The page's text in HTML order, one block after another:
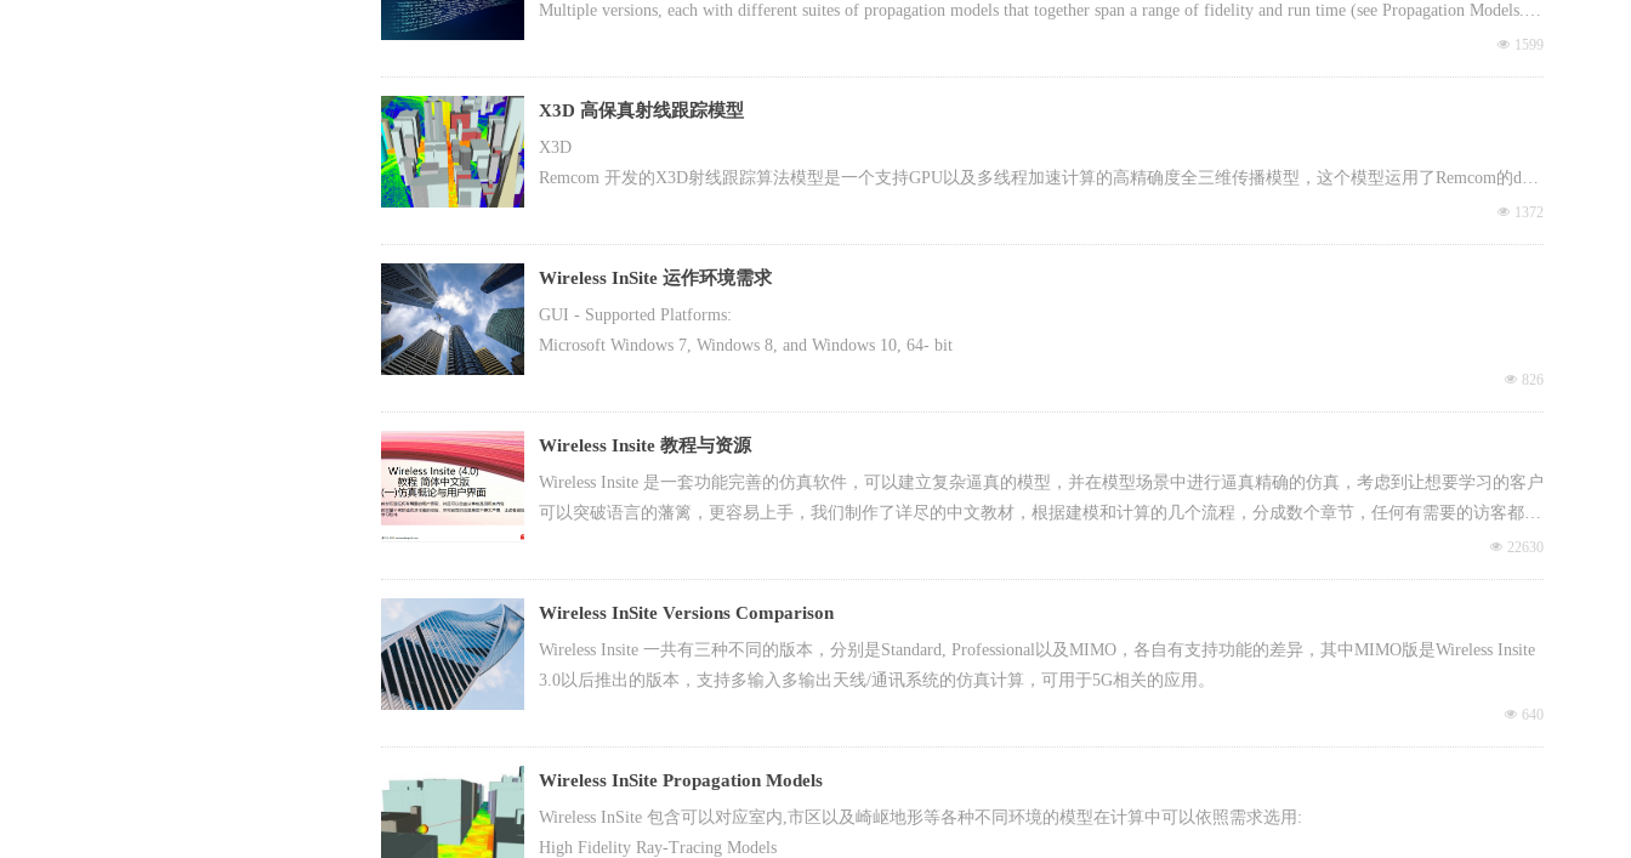
Multiple versions, each with different suites of propagation models that together span a range of fidelity and run time (see Propagation Models...)
넶 1599
X3D 高保真射线跟踪模型
X3D
Remcom 开发的X3D射线跟踪算法模型是一个支持GPU以及多线程加速计算的高精确度全三维传播模型，这个模型运用了Remcom的dept
型的几何形状以及发射器或接收机的高度没有特定限制，用户建模有很高的自由度。
넶 1372
Wireless InSite 运作环境需求
GUI - Supported Platforms:
Microsoft Windows 7, Windows 8, and Windows 10, 64- bit
넶 826
Wireless Insite 教程与资源
Wireless Insite 是一套功能完善的仿真软件，可以建立复杂逼真的模型，并在模型场景中进行逼真精确的仿真，考虑到让想要学习的客户
可以突破语言的藩篱，更容易上手，我们制作了详尽的中文教材，根据建模和计算的几个流程，分成数个章节，任何有需要的访客都可
넶 22630
Wireless InSite Versions Comparison
Wireless Insite 一共有三种不同的版本，分别是Standard, Professional以及MIMO，各自有支持功能的差异，其中MIMO版是Wireless Insite
3.0以后推出的版本，支持多输入多输出天线/通讯系统的仿真计算，可用于5G相关的应用。
넶 640
Wireless InSite Propagation Models
Wireless InSite 包含可以对应室内,市区以及崎岖地形等各种不同环境的模型在计算中可以依照需求选用:
High Fidelity Ray-Tracing Models